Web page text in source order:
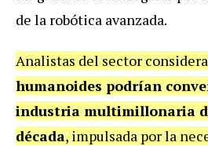
de la robótica avanzada.
Analistas del sector
humanoides podrían
industria multimillonaria
década, impulsada por la